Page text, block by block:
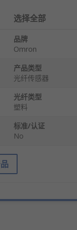
选择全部
品牌
Omron
产品类型
光纤传感器
光纤类型
塑料
标准/认证
No